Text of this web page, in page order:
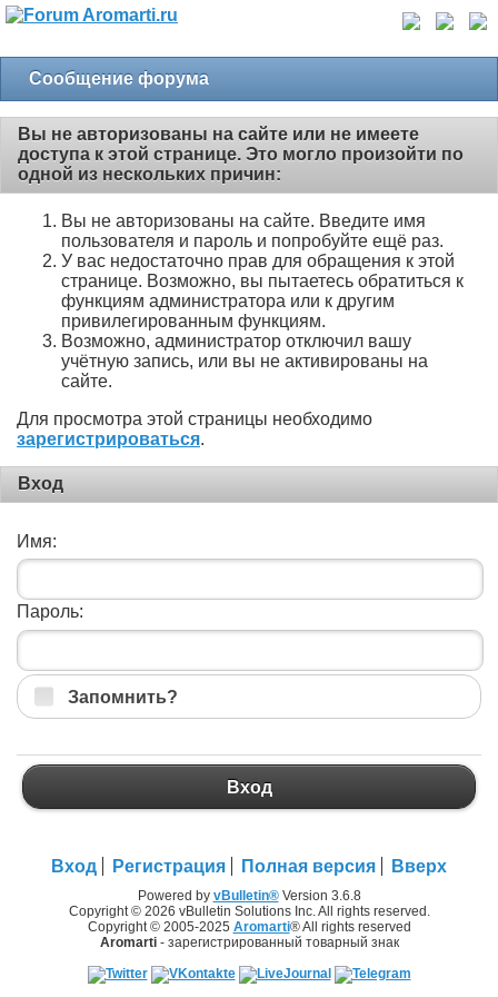
Сообщение форума
Вы не авторизованы на сайте или не имеете
доступа к этой странице. Это могло произойти по
одной из нескольких причин:
Вы не авторизованы на сайте. Введите имя
пользователя и пароль и попробуйте ещё раз.
У вас недостаточно прав для обращения к этой
странице. Возможно, вы пытаетесь обратиться к
функциям администратора или к другим
привилегированным функциям.
Возможно, администратор отключил вашу
учётную запись, или вы не активированы на
сайте.
Для просмотра этой страницы необходимо
зарегистрироваться.
Вход
Имя:
Пароль:
Запомнить?
Вход
Вход Регистрация Полная версия Вверх
Powered by vBulletin®Version 3.6.8
Copyright © 2026 vBulletin Solutions Inc. All rights reserved.
Copyright © 2005-2025 Aromarti® All rights reserved
Aromarti- зарегистрированный товарный знак